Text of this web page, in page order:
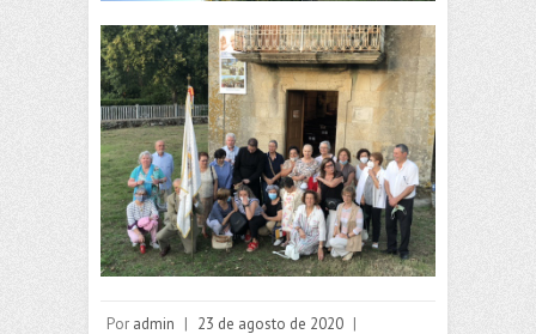
Por admin | 23 de agosto de 2020 |